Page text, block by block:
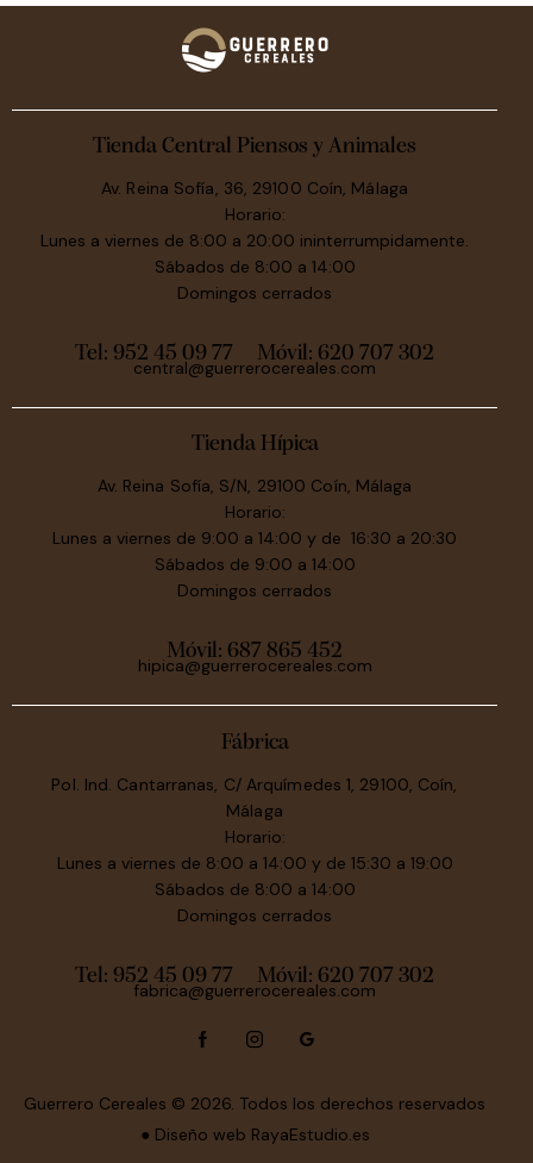
Tienda Central Piensos y Animales
Av. Reina Sofía, 36, 29100 Coín, Málaga
Horario:
Lunes a viernes de 8:00 a 20:00 ininterrumpidamente.
Sábados de 8:00 a 14:00
Domingos cerrados
Tel: 952 45 09 77 Móvil: 620 707 302
central@guerrerocereales.com
Tienda Hípica
Av. Reina Sofía, S/N, 29100 Coín, Málaga
Horario:
Lunes a viernes de 9:00 a 14:00 y de 16:30 a 20:30
Sábados de 9:00 a 14:00
Domingos cerrados
Móvil: 687 865 452
hipica@guerrerocereales.com
Fábrica
Pol. Ind. Cantarranas, C/ Arquímedes 1, 29100, Coín,
Málaga
Horario:
Lunes a viernes de 8:00 a 14:00 y de 15:30 a 19:00
Sábados de 8:00 a 14:00
Domingos cerrados
Tel: 952 45 09 77 Móvil: 620 707 302
fabrica@guerrerocereales.com
Guerrero Cereales © 2026. Todos los derechos reservados
● Diseño web RayaEstudio.es